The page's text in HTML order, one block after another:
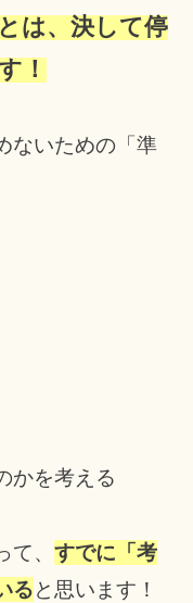
は、決して停
！
ないための「準
かを考える
、 すでに「考
ると思います！